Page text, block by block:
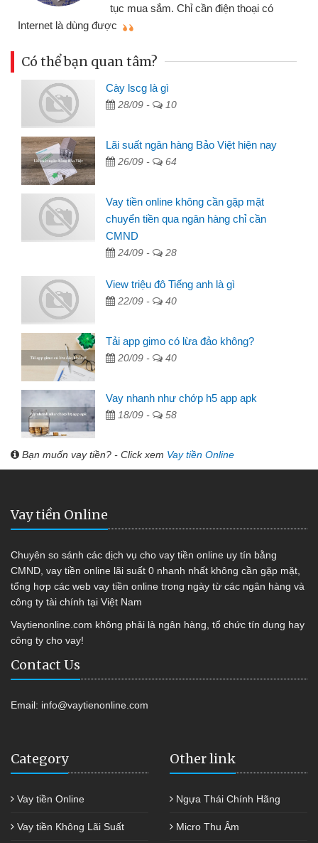
Có thể bạn quan tâm?
Cày lscg là gì
28/09 - 10
Lãi suất ngân hàng Bảo Việt hiện nay
26/09 - 64
Vay tiền online không cần gặp mặt
chuyển tiền qua ngân hàng chỉ cần
CMND
24/09 - 28
View triệu đô Tiếng anh là gì
22/09 - 40
Tải app gimo có lừa đảo không?
20/09 - 40
Vay nhanh như chớp h5 app apk
18/09 - 58
Bạn muốn vay tiền? - Click xem Vay tiền Online
Vay tiền Online
Chuyên so sánh các dịch vụ cho vay tiền online uy tín bằng
CMND, vay tiền online lãi suất 0 nhanh nhất không cần gặp mặt,
tổng hợp các web vay tiền online trong ngày từ các ngân hàng và
công ty tài chính tại Việt Nam
Vaytienonline.com không phải là ngân hàng, tổ chức tín dụng hay
công ty cho vay!
Contact Us
Email: info@vaytienonline.com
Category
Vay tiền Online
Vay tiền Không Lãi Suất
Other link
Ngựa Thái Chính Hãng
Micro Thu Âm